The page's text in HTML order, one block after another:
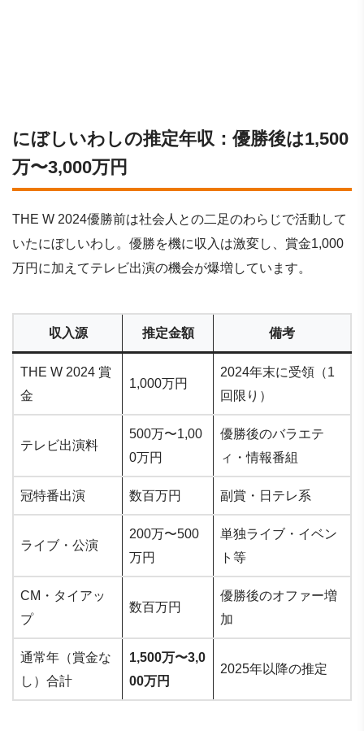
にぼしいわしの推定年収：優勝後は1,500
万〜3,000万円
THE W 2024優勝前は社会人との二足のわらじで活動して
いたにぼしいわし。優勝を機に収入は激変し、賞金1,000
万円に加えてテレビ出演の機会が爆増しています。
収入源 推定金額 備考
THE W 2024 賞
金
1,000万円
2024年末に受領（1
回限り）
テレビ出演料
500万〜1,00
0万円
優勝後のバラエテ
ィ・情報番組
冠特番出演 数百万円 副賞・日テレ系
ライブ・公演
200万〜500
万円
単独ライブ・イベン
ト等
CM・タイアッ
プ
数百万円
優勝後のオファー増
加
通常年（賞金な
し）合計
1,500万〜3,0
00万円
2025年以降の推定